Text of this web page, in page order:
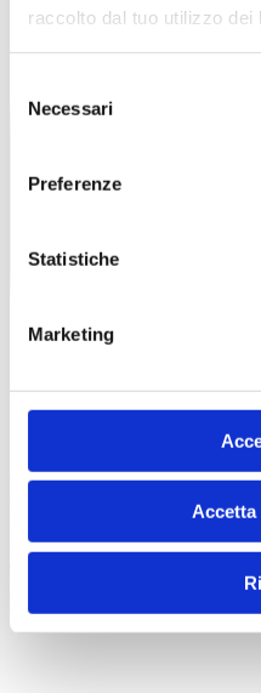
raccolto dal tuo utilizzo dei
delNecessari
Preferenze
Statistiche
Marketing
Accetta
© 2026 Superspecialistico
Poliambulatorio Specialistico
37135 (VR) - CF/P. IVA n.
credits